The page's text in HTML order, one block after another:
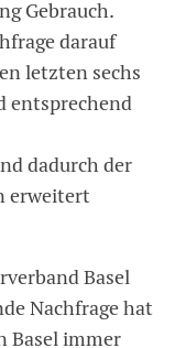
Gebrauch.
darauf
letzten sechs
entsprechend
dadurch der
erweitert
Basel
Nachfrage hat
Basel immer